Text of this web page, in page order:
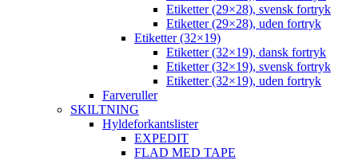
Etiketter (29×28), svensk fortryk
Etiketter (29×28), uden fortryk
Etiketter (32×19)
Etiketter (32×19), dansk fortryk
Etiketter (32×19), svensk fortryk
Etiketter (32×19), uden fortryk
Farveruller
SKILTNING
Hyldeforkantslister
EXPEDIT
FLAD MED TAPE